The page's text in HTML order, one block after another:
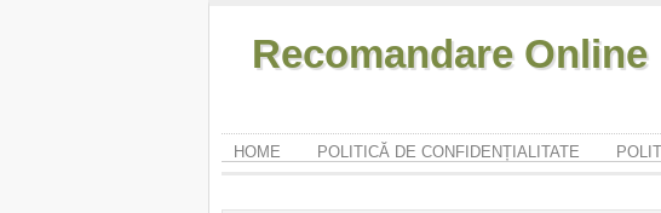
Recomandare Online
HOME POLITICĂ DE CONFIDENȚIALITATE